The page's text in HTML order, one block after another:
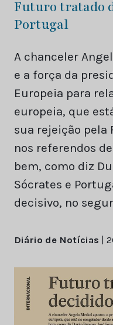
Futuro tratado
Portugal
A chanceler
e a força da
Europeia para
europeia, que
sua rejeição pela
nos referendos
bem, como diz
Sócrates e
decisivo, no
Diário de Notícias |